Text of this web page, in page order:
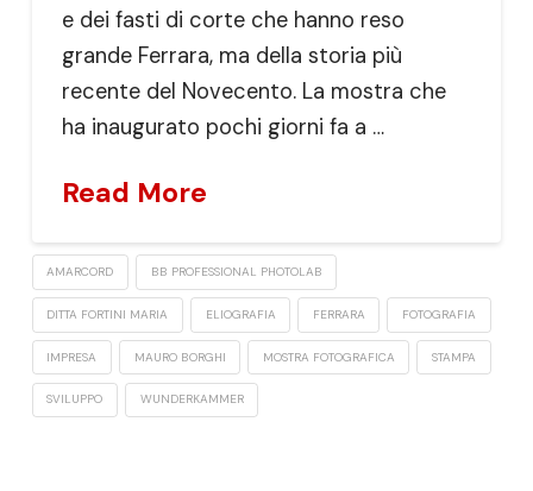
e dei fasti di corte che hanno reso
grande Ferrara, ma della storia più
recente del Novecento. La mostra che
ha inaugurato pochi giorni fa a …
Read More
AMARCORD BB PROFESSIONAL PHOTOLAB
DITTA FORTINI MARIA ELIOGRAFIA FERRARA FOTOGRAFIA
IMPRESA MAURO BORGHI MOSTRA FOTOGRAFICA STAMPA
SVILUPPO WUNDERKAMMER